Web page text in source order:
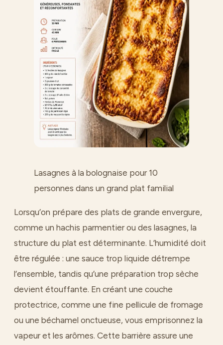
Lasagnes à la bolognaise pour 10
personnes dans un grand plat familial
Lorsqu’on prépare des plats de grande envergure,
comme un hachis parmentier ou des lasagnes, la
structure du plat est déterminante. L’humidité doit
être régulée : une sauce trop liquide détrempe
l’ensemble, tandis qu’une préparation trop sèche
devient étouffante. En créant une couche
protectrice, comme une fine pellicule de fromage
ou une béchamel onctueuse, vous emprisonnez la
vapeur et les arômes. Cette barrière assure une